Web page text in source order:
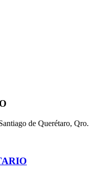
de Querétaro, Qro.